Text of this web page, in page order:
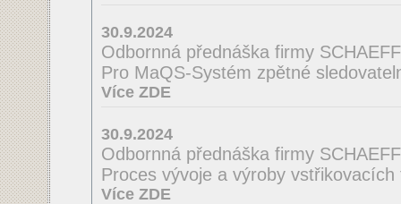
30.9.2024
Odbornná přednáška firmy
Pro MaQS-Systém zpětné
Více ZDE
30.9.2024
Odbornná přednáška firmy
Proces vývoje a výroby vstřikovacích
Více ZDE